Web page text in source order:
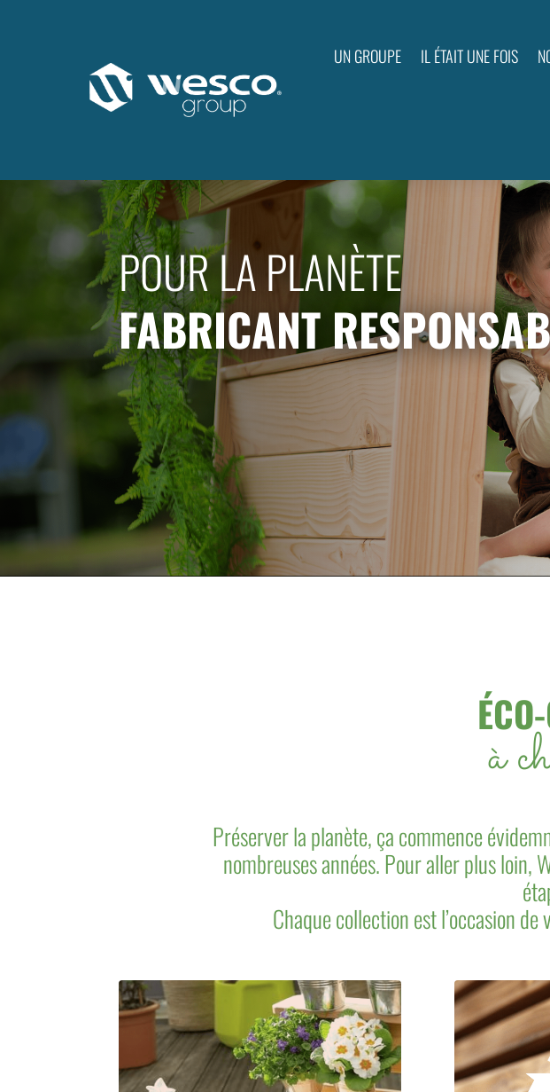
UN GROUPE IL ÉTAIT UNE FOIS
POUR LA PLANÈTE
FABRICANT
à
Préserver la planète, ça commence
nombreuses années. Pour aller plus loin,
Chaque collection est l’occasion